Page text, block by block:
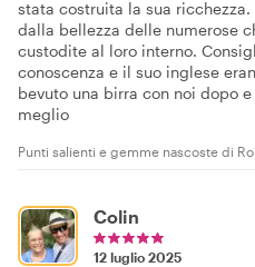
stata costruita la sua
dalla bellezza delle numerose
custodite al loro interno.
conoscenza e il suo inglese
bevuto una birra con noi dopo
meglio
Punti salienti e gemme nascoste di
Colin
12 luglio 2025